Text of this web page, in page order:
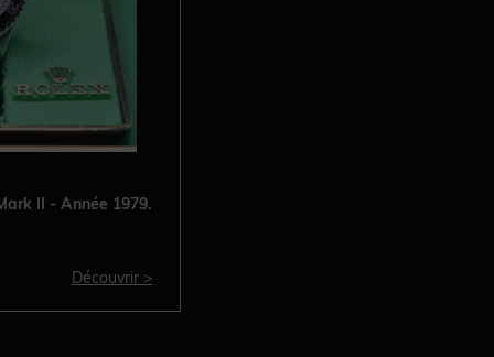
II - Année 1979.
Découvrir >